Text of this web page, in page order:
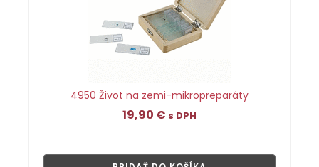
4950 Život na zemi-mikropreparáty
19,90 € s DPH